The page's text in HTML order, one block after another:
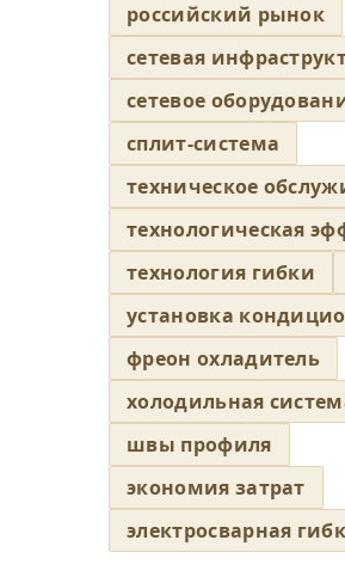
российский рынок
сетевая
сетевое
сплит-система
техническое
технологическая
технология гибки
установка
фреон охладитель
холодильная
швы профиля
экономия затрат
электросварная